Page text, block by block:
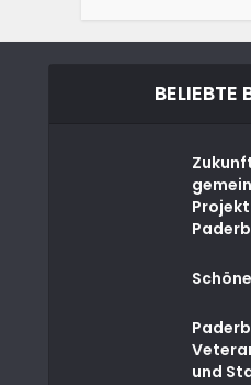
BELIEBTE
und